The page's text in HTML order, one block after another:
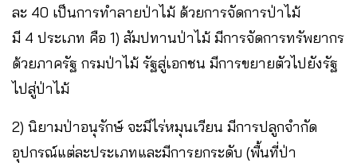
ละ 40 เป็นการทำลายป่าไม้ ด้วยการจัดการป่าไม้
มี 4 ประเภท คือ 1) สัมปทานป่าไม้ มีการจัดการทรัพยากร
ด้วยภาครัฐ กรมป่าไม้ รัฐสู่เอกชน มีการขยายตัวไปยังรัฐ
ไปสู่ป่าไม้
2) นิยามป่าอนุรักษ์ จะมีไร่หมุนเวียน มีการปลูกจำกัด
อุปกรณ์แต่ละประเภทและมีการยกระดับ (พื้นที่ป่า